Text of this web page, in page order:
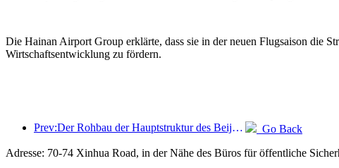
Die Hainan Airport Group erklärte, dass sie in der neuen Flugsaison die
Wirtschaftsentwicklung zu fördern.
Prev:Der Rohbau der Hauptstruktur des Beijing Haichang Ocean Park soll bis Ende des Jahres fertiggestellt sein; die Fertigstellung und Eröffnung werden für das Jahr 2027 erwartet.
Go Back
Adresse: 70-74 Xinhua Road, in der Nähe des Büros für öffentliche